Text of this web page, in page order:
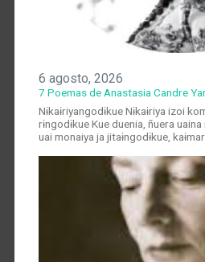
6 agosto, 2026
7 Poemas de Anastasia Candre
Nɨkaɨriyangodɨkue Nɨkaɨriya izoi
rɨngodɨkue Kue duenia, ñuera uaina
uai monaiya ja jitaɨngodɨkue, kaɨmare